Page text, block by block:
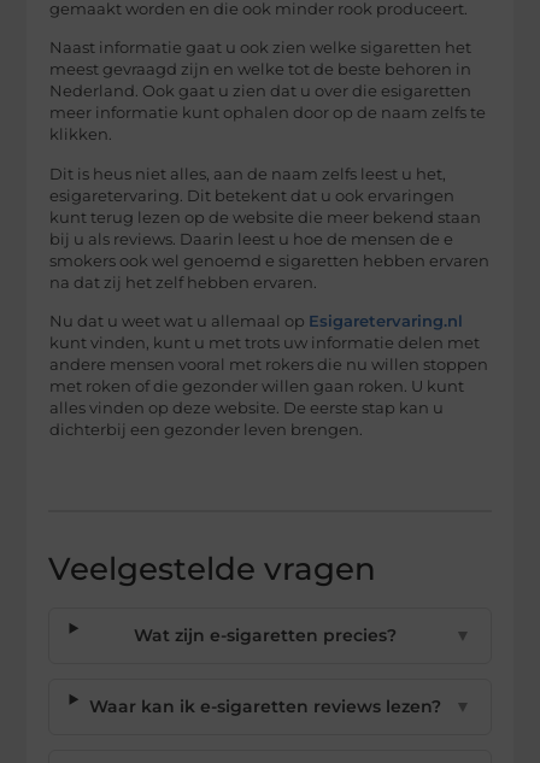
gemaakt worden en die ook minder rook produceert.
Naast informatie gaat u ook zien welke sigaretten het
meest gevraagd zijn en welke tot de beste behoren in
Nederland. Ook gaat u zien dat u over die esigaretten
meer informatie kunt ophalen door op de naam zelfs te
klikken.
Dit is heus niet alles, aan de naam zelfs leest u het,
esigaretervaring. Dit betekent dat u ook ervaringen
kunt terug lezen op de website die meer bekend staan
bij u als reviews. Daarin leest u hoe de mensen de e
smokers ook wel genoemd e sigaretten hebben ervaren
na dat zij het zelf hebben ervaren.
Nu dat u weet wat u allemaal op Esigaretervaring.nl
kunt vinden, kunt u met trots uw informatie delen met
andere mensen vooral met rokers die nu willen stoppen
met roken of die gezonder willen gaan roken. U kunt
alles vinden op deze website. De eerste stap kan u
dichterbij een gezonder leven brengen.
Veelgestelde vragen
Wat zijn e-sigaretten precies? ▼
Waar kan ik e-sigaretten reviews lezen? ▼